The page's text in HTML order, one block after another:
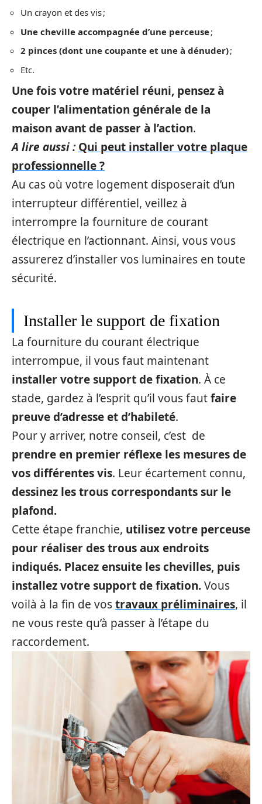
Un crayon et des vis ;
Une cheville accompagnée d’une perceuse;
2 pinces (dont une coupante et une à dénuder);
Etc.
Une fois votre matériel réuni, pensez à
couper l’alimentation générale de la
maison avant de passer à l’action.
A lire aussi : Qui peut installer votre plaque
professionnelle ?
Au cas où votre logement disposerait d’un
interrupteur différentiel, veillez à
interrompre la fourniture de courant
électrique en l’actionnant. Ainsi, vous vous
assurerez d’installer vos luminaires en toute
sécurité.
Installer le support de fixation
La fourniture du courant électrique
interrompue, il vous faut maintenant
installer votre support de fixation. À ce
stade, gardez à l’esprit qu’il vous fautfaire
preuve d’adresse et d’habileté.
Pour y arriver, notre conseil, c’est de
prendre en premier réflexe les mesures de
vos différentes vis. Leur écartement connu,
dessinez les trous correspondants sur le
plafond.
Cette étape franchie, utilisez votre perceuse
pour réaliser des trous aux endroits
indiqués. Placez ensuite les chevilles, puis
installez votre support de fixation.Vous
voilà à la fin de vostravaux préliminaires, il
ne vous reste qu’à passer à l’étape du
raccordement.